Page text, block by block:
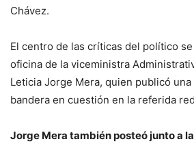
Chávez.
El centro de las críticas del político
oficina de la viceministra
Leticia Jorge Mera, quien publicó
bandera en cuestión en la referida
Jorge Mera también posteó junto a